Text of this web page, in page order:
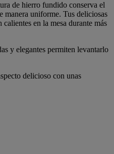
de hierro fundido conserva el
manera uniforme. Tus deliciosas
calientes en la mesa durante más
y elegantes permiten levantarlo
delicioso con unas